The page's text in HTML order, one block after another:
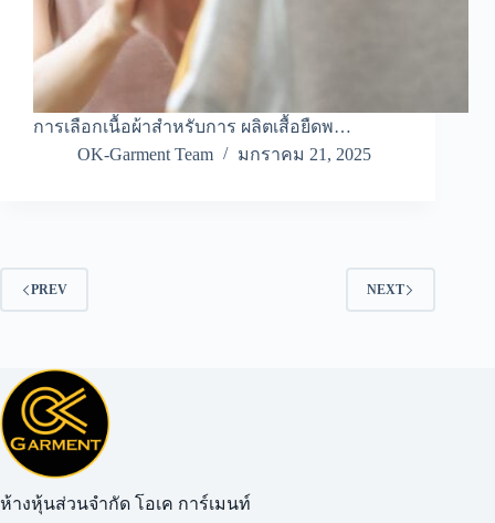
การเลือกเนื้อผ้าสำหรับการ ผลิตเสื้อยืดพ…
OK-Garment Team
มกราคม 21, 2025
PREV NEXT
ห้างหุ้นส่วนจำกัด โอเค การ์เมนท์​